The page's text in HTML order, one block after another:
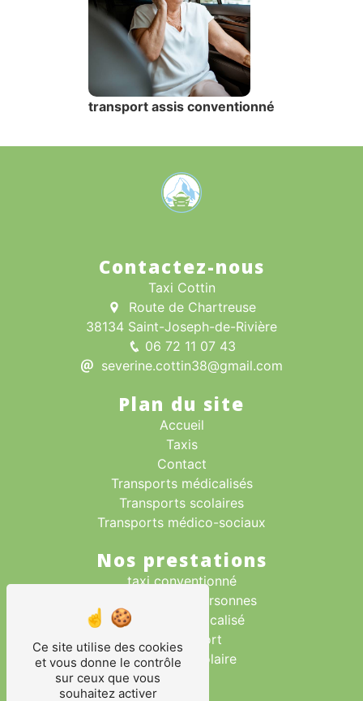
transport assis conventionné
Contactez-nous
Taxi Cottin
Route de Chartreuse
38134 Saint-Joseph-de-Rivière
06 72 11 07 43
severine.cottin38@gmail.com
Plan du site
Accueil
Taxis
Contact
Transports médicalisés
Transports scolaires
Transports médico-sociaux
Nos prestations
taxi conventionné
transport des personnes
transport médicalisé
taxi aéroport
transport scolaire
Ce site utilise des cookies
et vous donne le contrôle
sur ceux que vous
souhaitez activer